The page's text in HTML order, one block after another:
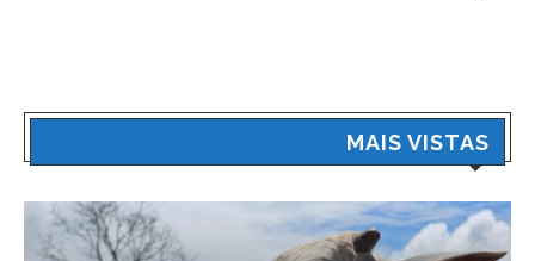
MAIS VISTAS